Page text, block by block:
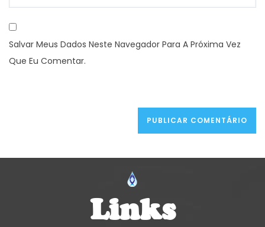
Salvar Meus Dados Neste Navegador Para A Próxima Vez
Que Eu Comentar.
Links